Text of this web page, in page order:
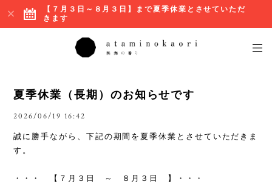
【７月３日～８月３日】まで夏季休業とさせていただ
きます
夏季休業（長期）のお知らせです
2026/06/19 16:42
誠に勝手ながら、下記の期間を夏季休業とさせていただきま
す。
・・・ 【７月３日 ～ ８月３日 】・・・